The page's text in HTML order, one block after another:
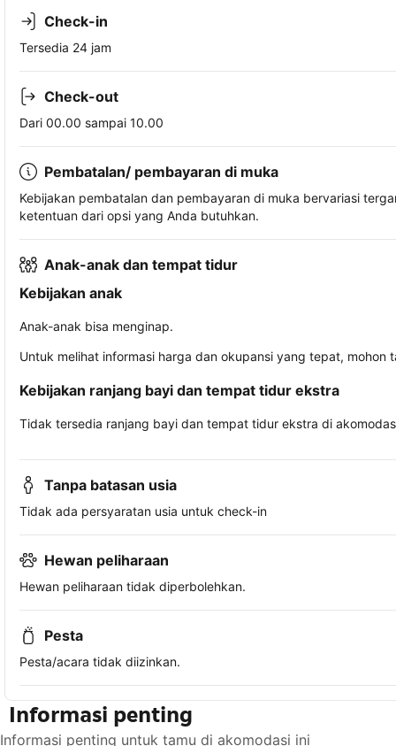
Check-in
Tersedia 24 jam
Check-out
Dari 00.00 sampai 10.00
Pembatalan/ pembayaran di muka
Kebijakan pembatalan dan pembayaran di muka bervariasi
ketentuan dari opsi yang Anda butuhkan.
Anak-anak dan tempat tidur
Kebijakan anak
Anak-anak bisa menginap.
Untuk melihat informasi harga dan okupansi yang tepat,
Kebijakan ranjang bayi dan tempat tidur ekstra
Tidak tersedia ranjang bayi dan tempat tidur ekstra di
Tanpa batasan usia
Tidak ada persyaratan usia untuk check-in
Hewan peliharaan
Hewan peliharaan tidak diperbolehkan.
Pesta
Pesta/acara tidak diizinkan.
Informasi penting
Informasi penting untuk tamu di akomodasi ini